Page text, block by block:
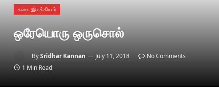
கலை இலக்கியம்
ஒரேயொரு ஒருசொல்
BySridhar Kannan July 11, 2018
No Comments
1 Min Read